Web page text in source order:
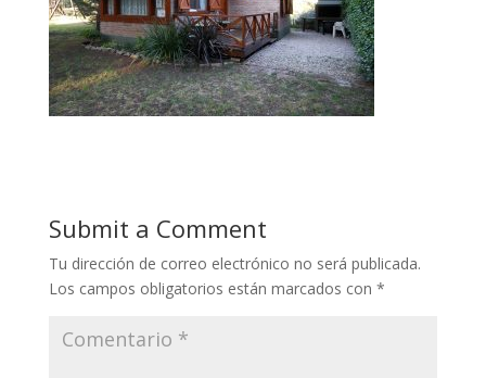
Submit a Comment
Tu dirección de correo electrónico no será publicada.
Los campos obligatorios están marcados con *